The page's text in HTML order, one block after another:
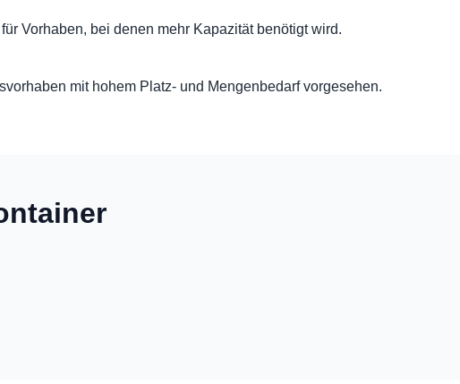
Vorhaben, bei denen mehr Kapazität benötigt wird.
mit hohem Platz- und Mengenbedarf vorgesehen.